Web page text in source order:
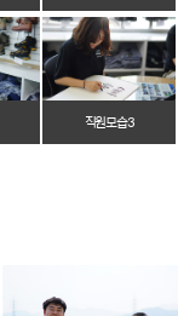
직원 모습 3